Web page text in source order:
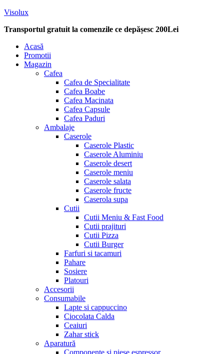
Visolux
Transportul gratuit la comenzile ce depășesc 200Lei
Menu
Acasă
Promotii
Magazin
Cafea
Cafea de Specialitate
Cafea Boabe
Cafea Macinata
Cafea Capsule
Cafea Paduri
Ambalaje
Caserole
Caserole Plastic
Caserole Aluminiu
Caserole desert
Caserole meniu
Caserole salata
Caserole fructe
Caserola supa
Cutii
Cutii Meniu & Fast Food
Cutii prajituri
Cutii Pizza
Cutii Burger
Farfuri si tacamuri
Pahare
Sosiere
Platouri
Accesorii
Consumabile
Lapte si cappuccino
Ciocolata Calda
Ceaiuri
Zahar stick
Aparatură
Componente si piese espressor